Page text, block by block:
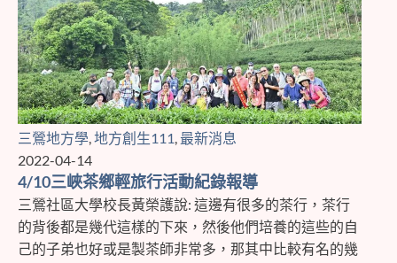
三鶯地方學,地方創生111, 最新消息
2022-04-14
4/10三峽茶鄉輕旅行活動紀錄報導
三鶯社區大學校長黃榮護說: 這邊有很多的茶行，茶行
的背後都是幾代這樣的下來，然後他們培養的這些的自
己的子弟也好或是製茶師非常多，那其中比較有名的幾